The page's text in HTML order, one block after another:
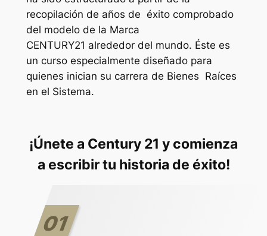
recopilación de años de éxito comprobado
del modelo de la Marca
CENTURY21 alrededor del mundo. Éste es
un curso especialmente diseñado para
quienes inician su carrera de Bienes Raíces
en el Sistema.
¡Únete a Century 21 y comienza
a escribir tu historia de éxito!
01